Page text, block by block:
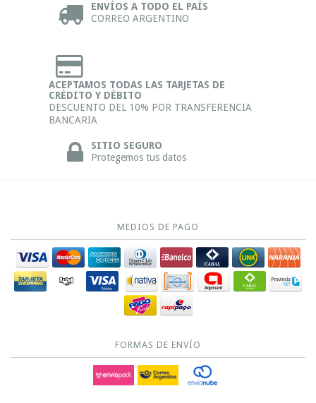
ENVÍOS A TODO EL PAÍS
CORREO ARGENTINO
ACEPTAMOS TODAS LAS TARJETAS DE
CRÉDITO Y DÉBITO
DESCUENTO DEL 10% POR TRANSFERENCIA
BANCARIA
SITIO SEGURO
Protegemos tus datos
MEDIOS DE PAGO
FORMAS DE ENVÍO